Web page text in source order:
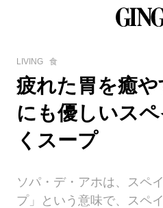
LIVING 食
疲れた胃を癒
にも優しいス
くスープ
ソパ・デ・アホは、スペ
プ」という意味で、スペ